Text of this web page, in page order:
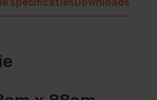
specificatiesDownloads